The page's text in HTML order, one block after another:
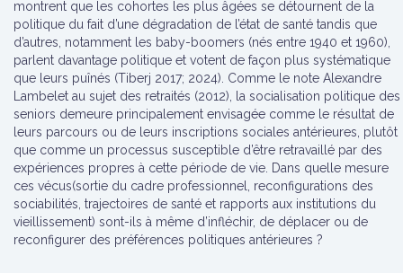
montrent que les cohortes les plus âgées se détournent de la
politique du fait d’une dégradation de l’état de santé tandis que
d’autres, notamment les baby-boomers (nés entre 1940 et 1960),
parlent davantage politique et votent de façon plus systématique
que leurs puînés (Tiberj 2017; 2024). Comme le note Alexandre
Lambelet au sujet des retraités (2012), la socialisation politique des
seniors demeure principalement envisagée comme le résultat de
leurs parcours ou de leurs inscriptions sociales antérieures, plutôt
que comme un processus susceptible d’être retravaillé par des
expériences propres à cette période de vie. Dans quelle mesure
ces vécus(sortie du cadre professionnel, reconfigurations des
sociabilités, trajectoires de santé et rapports aux institutions du
vieillissement) sont-ils à même d’infléchir, de déplacer ou de
reconfigurer des préférences politiques antérieures ?